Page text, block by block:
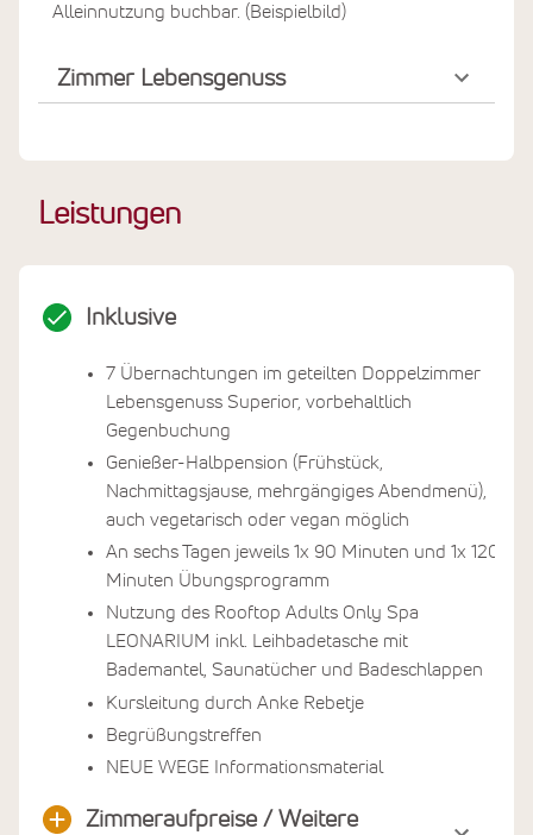
Alleinnutzung buchbar. (Beispielbild)
Zimmer Lebensgenuss
Leistungen
Inklusive
7 Übernachtungen im geteilten Doppelzimmer
Lebensgenuss Superior, vorbehaltlich
Gegenbuchung
Genießer-Halbpension (Frühstück,
Nachmittagsjause, mehrgängiges Abendmenü),
auch vegetarisch oder vegan möglich
An sechs Tagen jeweils 1x 90 Minuten und 1x 120
Minuten Übungsprogramm
Nutzung des Rooftop Adults Only Spa
LEONARIUM inkl. Leihbadetasche mit
Bademantel, Saunatücher und Badeschlappen
Kursleitung durch Anke Rebetje
Begrüßungstreffen
NEUE WEGE Informationsmaterial
Zimmeraufpreise / Weitere